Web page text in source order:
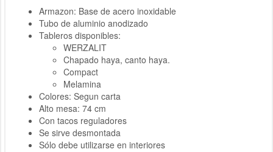
Armazon: Base de acero inoxidable
Tubo de aluminio anodizado
Tableros disponibles:
WERZALIT
Chapado haya, canto haya.
Compact
Melamina
Colores: Segun carta
Alto mesa: 74 cm
Con tacos reguladores
Se sirve desmontada
Sólo debe utilizarse en interiores